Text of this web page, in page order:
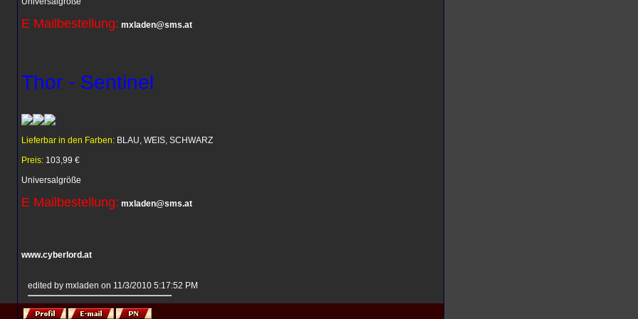
E Mailbestellung: mxladen@sms.at
Thor - Sentinel
Lieferbar in den Farben: BLAU, WEIS, SCHWARZ
Preis: 103,99 €
Universalgröße
E Mailbestellung: mxladen@sms.at
www.cyberlord.at
edited by mxladen on 11/3/2010 5:17:52 PM